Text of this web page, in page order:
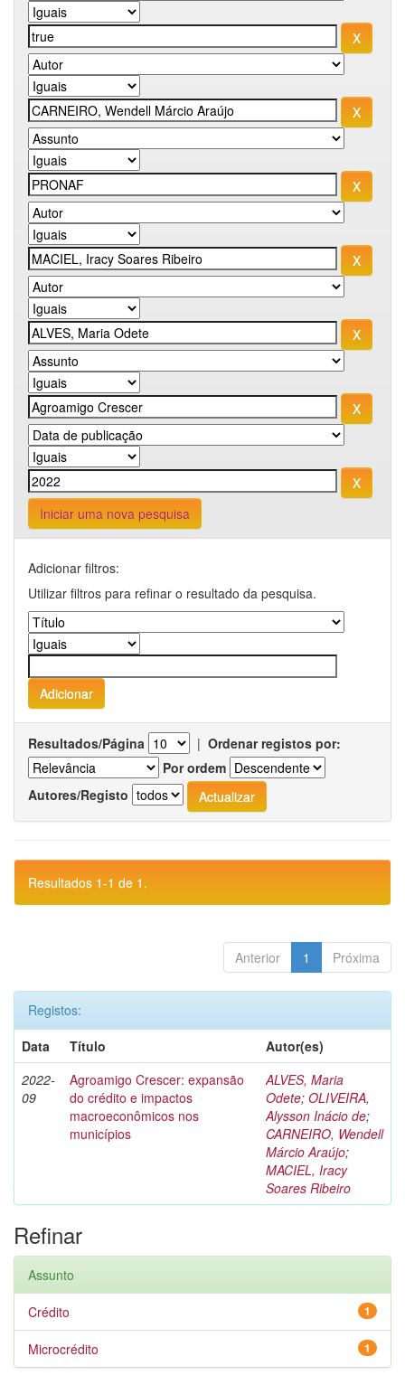
Iniciar uma nova pesquisa
Adicionar filtros:
Utilizar filtros para refinar o resultado da pesquisa.
Resultados/Página | Ordenar registos por:
Por ordem
Autores/Registo
Resultados 1-1 de 1.
Anterior 1 Próxima
Registos:
Data
Título
Autor(es)
2022-
09
Agroamigo Crescer: expansão
do crédito e impactos
macroeconômicos nos
municípios
ALVES, Maria
Odete; OLIVEIRA,
Alysson Inácio de;
CARNEIRO, Wendell
Márcio Araújo;
MACIEL, Iracy
Soares Ribeiro
Refinar
Assunto
1
Crédito
1
Microcrédito